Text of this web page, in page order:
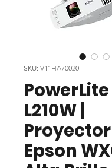
SKU: V11HA70020
PowerLite
L210W |
Epson